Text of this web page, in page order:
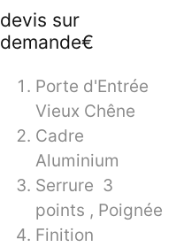
devis sur
demande€
Porte d'Entrée
Vieux Chêne
Cadre
Aluminium
Serrure 3
points , Poignée
Finition